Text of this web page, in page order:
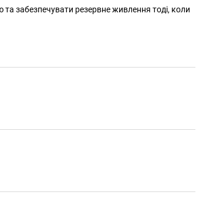
забезпечувати резервне живлення тоді, коли